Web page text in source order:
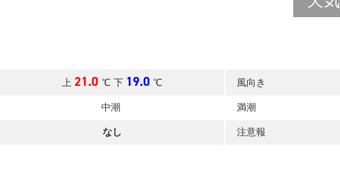
上 21.0 ℃ 下 19.0 ℃ 風向き
中潮 満潮
なし 注意報